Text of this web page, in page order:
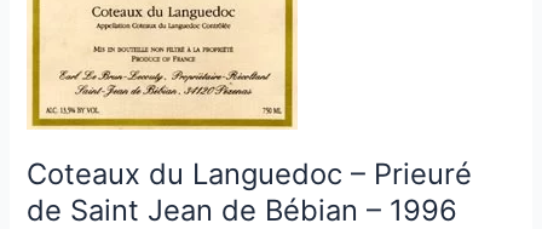
2006
Coteaux du Languedoc – Prieuré
de Saint Jean de Bébian – 1996